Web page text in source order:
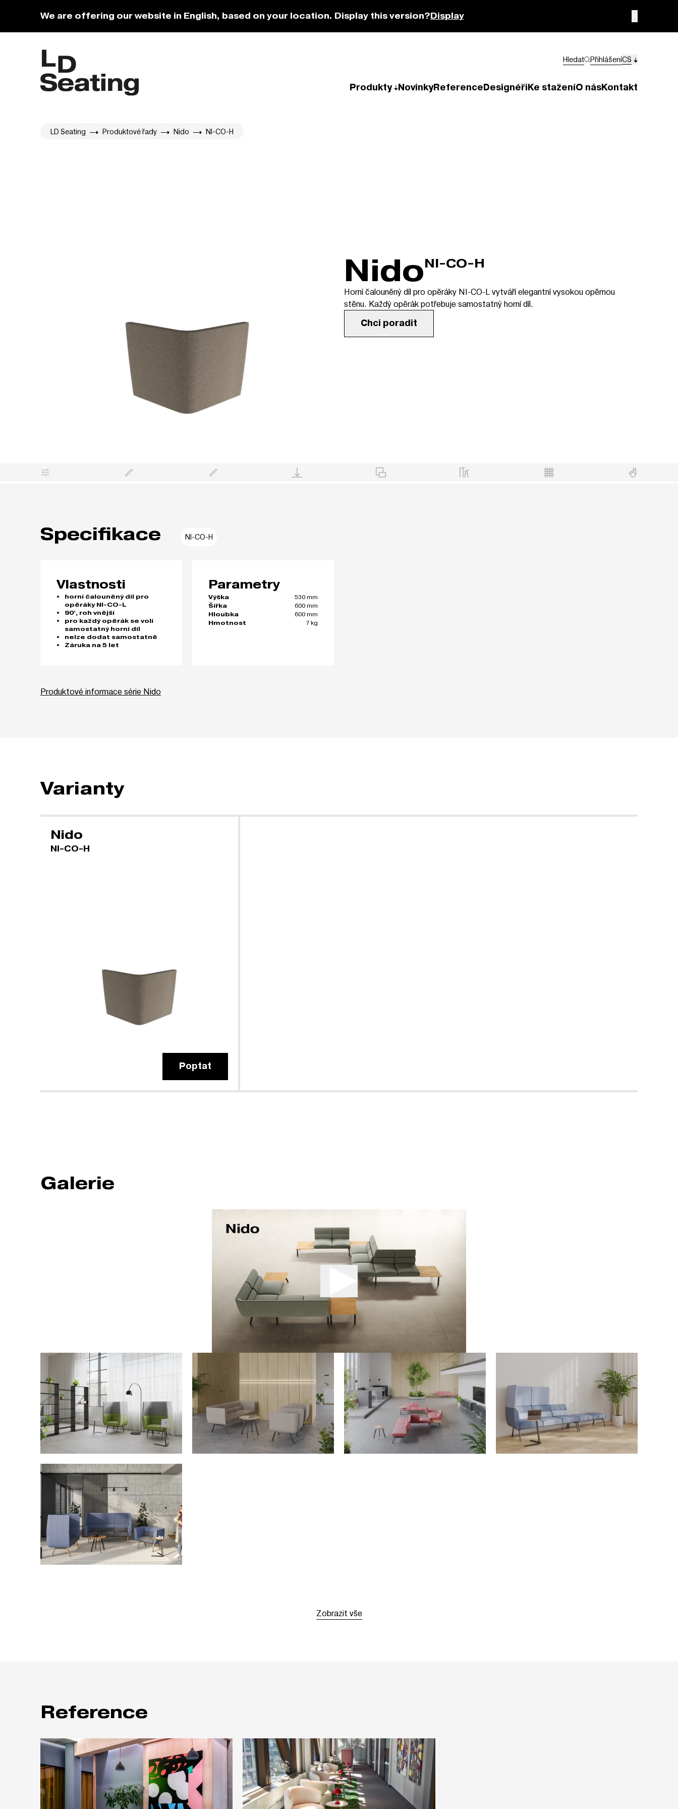
We are offering our website in English, based on your location. Display this version?Display
Hledat PřihlášeníCS
Produkty NovinkyReferenceDesignéřiKe staženíO násKontakt
LD Seating Produktové řady Nido NI-CO-H
NidoNI-CO-H
Horní čalouněný díl pro opěráky NI-CO-L vytváří elegantní vysokou opěrnou
stěnu. Každý opěrák potřebuje samostatný horní díl.
Chci poradit
Specifikace NI-CO-H
Vlastnosti
horní čalouněný díl pro
opěráky NI-CO-L
90°, roh vnější
pro každý opěrák se volí
samostatný horní díl
nelze dodat samostatně
Záruka na 5 let
Parametry
Výška
530 mm
Šířka
600 mm
Hloubka
600 mm
Hmotnost
7 kg
Produktové informace série Nido
Varianty
Nido
NI-CO-H
Poptat
Galerie
Zobrazit vše
Reference